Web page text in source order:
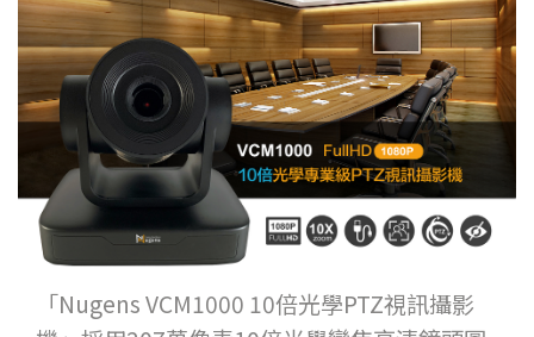
「Nugens VCM1000 10倍光學PTZ視訊攝影